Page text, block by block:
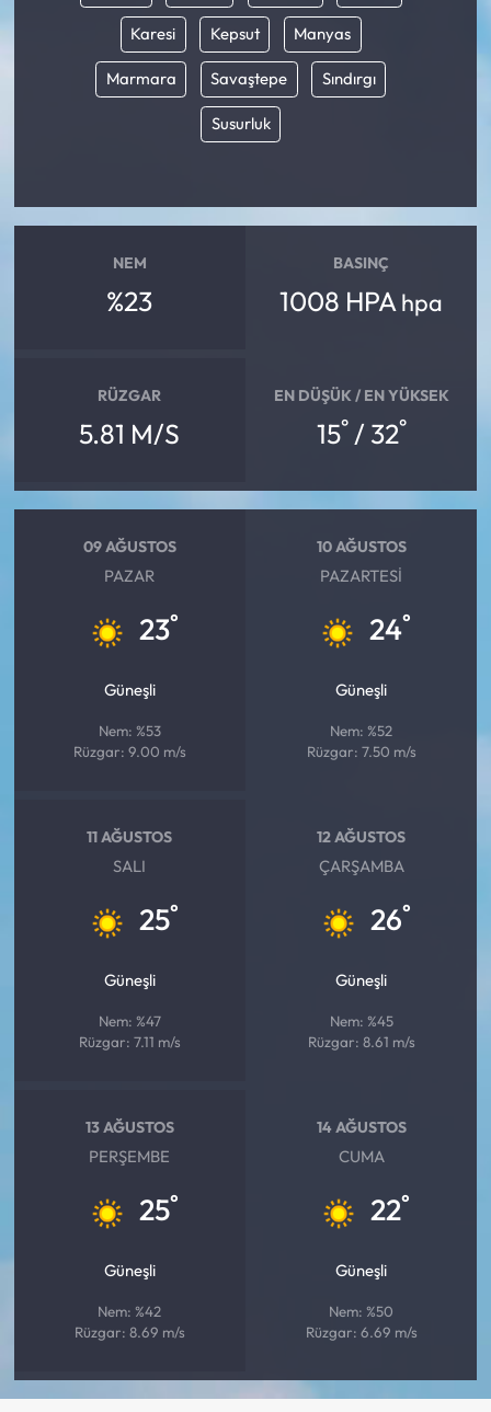
Karesi Kepsut Manyas
Marmara Savaştepe Sındırgı
Susurluk
NEM
%23
BASINÇ
1008 HPA hpa
RÜZGAR
5.81 M/S
EN DÜŞÜK / EN YÜKSEK
15°/ 32°
09 AĞUSTOS
PAZAR
23°
Güneşli
Nem: %53
Rüzgar: 9.00 m/s
10 AĞUSTOS
PAZARTESI
24°
Güneşli
Nem: %52
Rüzgar: 7.50 m/s
11 AĞUSTOS
SALI
25°
Güneşli
Nem: %47
Rüzgar: 7.11 m/s
12 AĞUSTOS
ÇARŞAMBA
26°
Güneşli
Nem: %45
Rüzgar: 8.61 m/s
13 AĞUSTOS
PERŞEMBE
25°
Güneşli
Nem: %42
Rüzgar: 8.69 m/s
14 AĞUSTOS
CUMA
22°
Güneşli
Nem: %50
Rüzgar: 6.69 m/s